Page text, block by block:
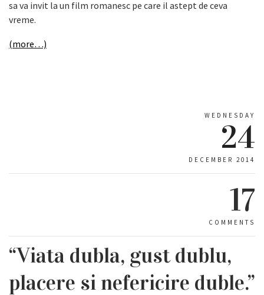
sa va invit la un film romanesc pe care il astept de ceva
vreme.
(more…)
WEDNESDAY
24
DECEMBER 2014
17
COMMENTS
“Viata dubla, gust dublu,
placere si nefericire duble.”